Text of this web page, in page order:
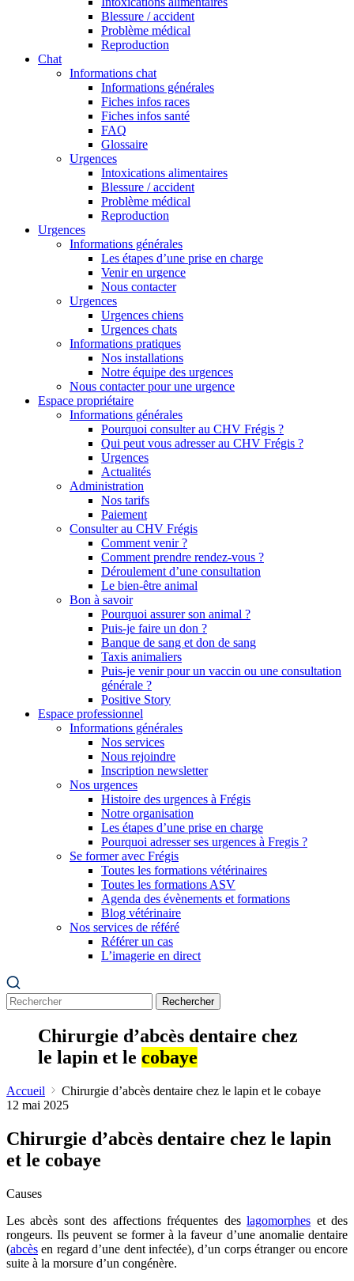
Blessure / accident
Problème médical
Reproduction
Chat
Informations chat
Informations générales
Fiches infos races
Fiches infos santé
FAQ
Glossaire
Urgences
Intoxications alimentaires
Blessure / accident
Problème médical
Reproduction
Urgences
Informations générales
Les étapes d’une prise en charge
Venir en urgence
Nous contacter
Urgences
Urgences chiens
Urgences chats
Informations pratiques
Nos installations
Notre équipe des urgences
Nous contacter pour une urgence
Espace propriétaire
Informations générales
Pourquoi consulter au CHV Frégis ?
Qui peut vous adresser au CHV Frégis ?
Urgences
Actualités
Administration
Nos tarifs
Paiement
Consulter au CHV Frégis
Comment venir ?
Comment prendre rendez-vous ?
Déroulement d’une consultation
Le bien-être animal
Bon à savoir
Pourquoi assurer son animal ?
Puis-je faire un don ?
Banque de sang et don de sang
Taxis animaliers
Puis-je venir pour un vaccin ou une consultation
générale ?
Positive Story
Espace professionnel
Informations générales
Nos services
Nous rejoindre
Inscription newsletter
Nos urgences
Histoire des urgences à Frégis
Notre organisation
Les étapes d’une prise en charge
Pourquoi adresser ses urgences à Fregis ?
Se former avec Frégis
Toutes les formations vétérinaires
Toutes les formations ASV
Agenda des évènements et formations
Blog vétérinaire
Nos services de référé
Référer un cas
L’imagerie en direct
Rechercher
Chirurgie d’abcès dentaire chez
le lapin et le cobaye
Accueil
Chirurgie d’abcès dentaire chez le lapin et le cobaye
12 mai 2025
Chirurgie d’abcès dentaire chez le lapin
et le cobaye
Causes
Les abcès sont des affections fréquentes deslagomorphes et des
rongeurs. Ils peuvent se former à la faveur d’une anomalie dentaire
(abcès en regard d’une dent infectée), d’un corps étranger ou encore
suite à la morsure d’un congénère.